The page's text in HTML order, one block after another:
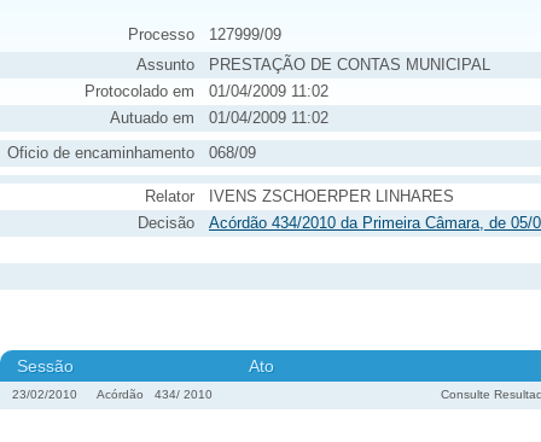
Processo
127999/09
Assunto
PRESTAÇÃO DE CONTAS MUNICIPAL
Protocolado em
01/04/2009 11:02
Autuado em
01/04/2009 11:02
Oficio de encaminhamento
068/09
Relator
IVENS ZSCHOERPER LINHARES
Decisão
Acórdão 434/2010 da Primeira Câmara, de 05/
Sessão Ato
23/02/2010 Acórdão 434/ 2010 Consulte